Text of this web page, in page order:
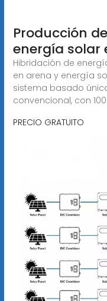
Producción
energía solar
Hibridación de
en arena y energía
sistema basado
convencional, con
PRECIO GRATUITO